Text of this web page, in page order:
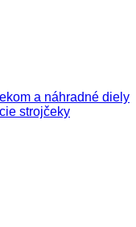
a náhradné diely
strojčeky